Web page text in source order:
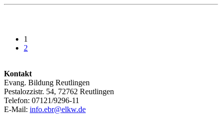
1
2
Kontakt
Evang. Bildung Reutlingen
Pestalozzistr. 54, 72762 Reutlingen
Telefon: 07121/9296-11
E-Mail: info.ebr@elkw.de